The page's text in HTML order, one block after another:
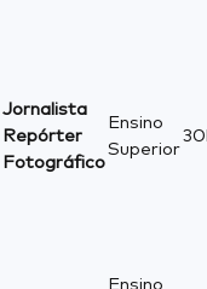
Jornalista
Repórter
Fotográfico
Ensino
Superior
Ensino